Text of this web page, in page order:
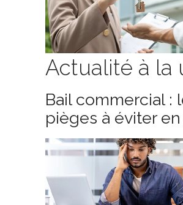
Actualité à la
Bail commercial :
pièges à éviter